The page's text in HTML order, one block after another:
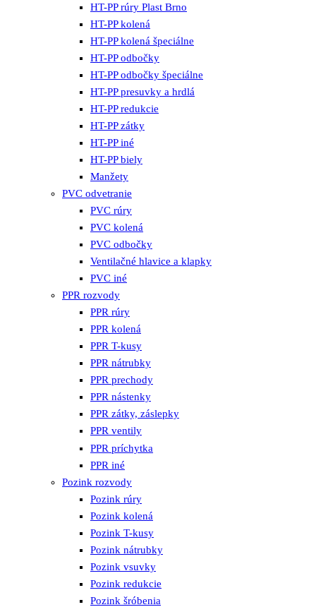
HT-PP rúry Plast Brno
HT-PP kolená
HT-PP kolená špeciálne
HT-PP odbočky
HT-PP odbočky špeciálne
HT-PP presuvky a hrdlá
HT-PP redukcie
HT-PP zátky
HT-PP iné
HT-PP biely
Manžety
PVC odvetranie
PVC rúry
PVC kolená
PVC odbočky
Ventilačné hlavice a klapky
PVC iné
PPR rozvody
PPR rúry
PPR kolená
PPR T-kusy
PPR nátrubky
PPR prechody
PPR nástenky
PPR zátky, záslepky
PPR ventily
PPR príchytka
PPR iné
Pozink rozvody
Pozink rúry
Pozink kolená
Pozink T-kusy
Pozink nátrubky
Pozink vsuvky
Pozink redukcie
Pozink šróbenia